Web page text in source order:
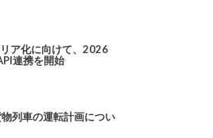
ア化に向けて、2026
連携を開始
列車の運転計画につい